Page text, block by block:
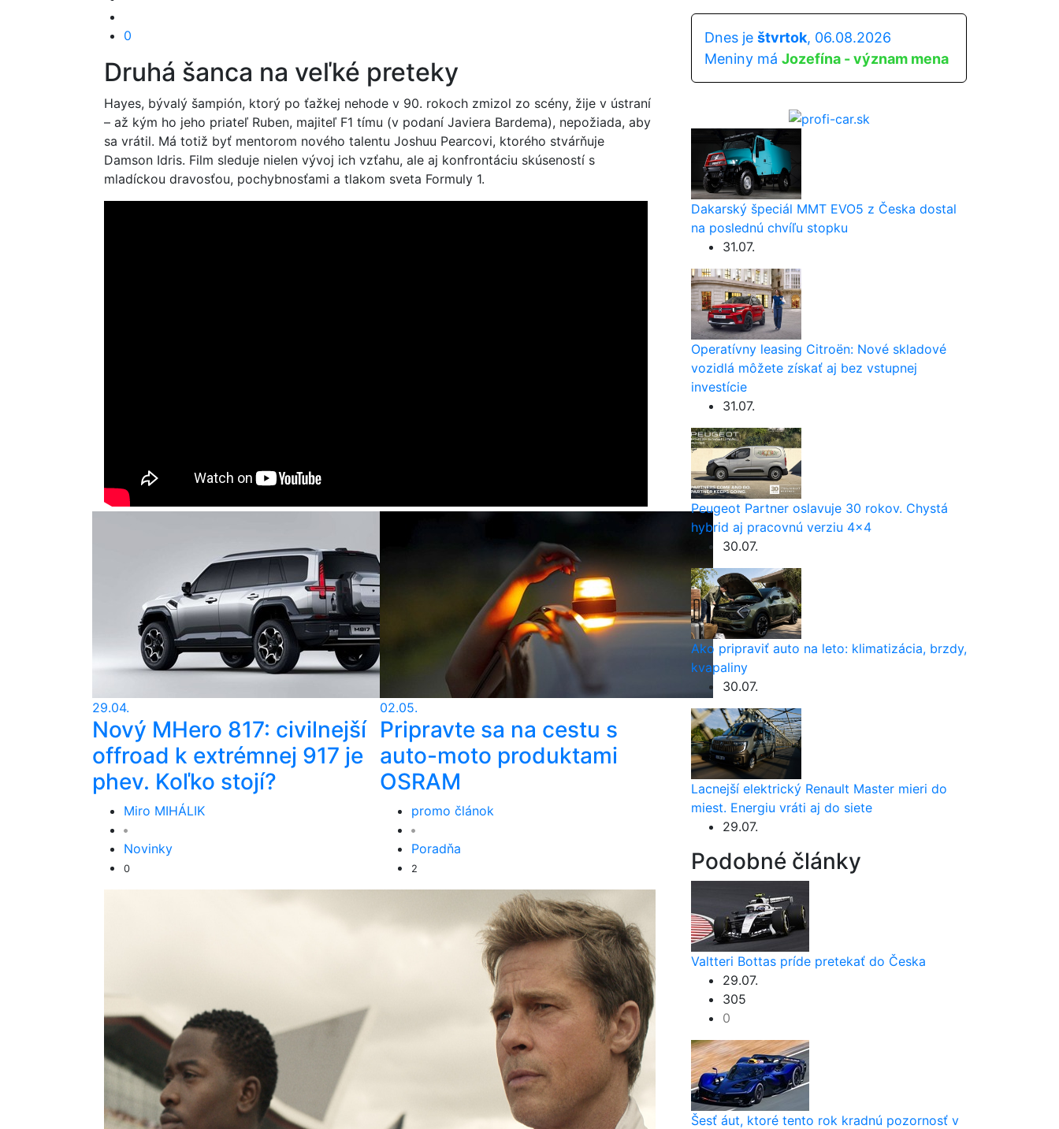
0
Druhá šanca na veľké preteky
Hayes, bývalý šampión, ktorý po ťažkej nehode v 90. rokoch zmizol zo scény, žije v ústraní
– až kým ho jeho priateľ Ruben, majiteľ F1 tímu (v podaní Javiera Bardema), nepožiada, aby
sa vrátil. Má totiž byť mentorom nového talentu Joshuu Pearcovi, ktorého stvárňuje
Damson Idris. Film sleduje nielen vývoj ich vzťahu, ale aj konfrontáciu skúseností s
mladíckou dravosťou, pochybnosťami a tlakom sveta Formuly 1.
29.04.
Nový MHero 817: civilnejší
offroad k extrémnej 917 je
phev. Koľko stojí?
Miro MIHÁLIK
Novinky
0
02.05.
Pripravte sa na cestu s
auto-moto produktami
OSRAM
promo článok
Poradňa
2
Dnes je štvrtok, 06.08.2026
Meniny má Jozefína - význam mena
Dakarský špeciál MMT EVO5 z Česka dostal
na poslednú chvíľu stopku
31.07.
Operatívny leasing Citroën: Nové skladové
vozidlá môžete získať aj bez vstupnej
investície
31.07.
Peugeot Partner oslavuje 30 rokov. Chystá
hybrid aj pracovnú verziu 4×4
30.07.
Ako pripraviť auto na leto: klimatizácia, brzdy,
kvapaliny
30.07.
Lacnejší elektrický Renault Master mieri do
miest. Energiu vráti aj do siete
29.07.
Podobné články
Valtteri Bottas príde pretekať do Česka
29.07.
305
0
Šesť áut, ktoré tento rok kradnú pozornosť v